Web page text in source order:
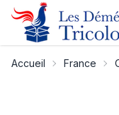
Accueil France